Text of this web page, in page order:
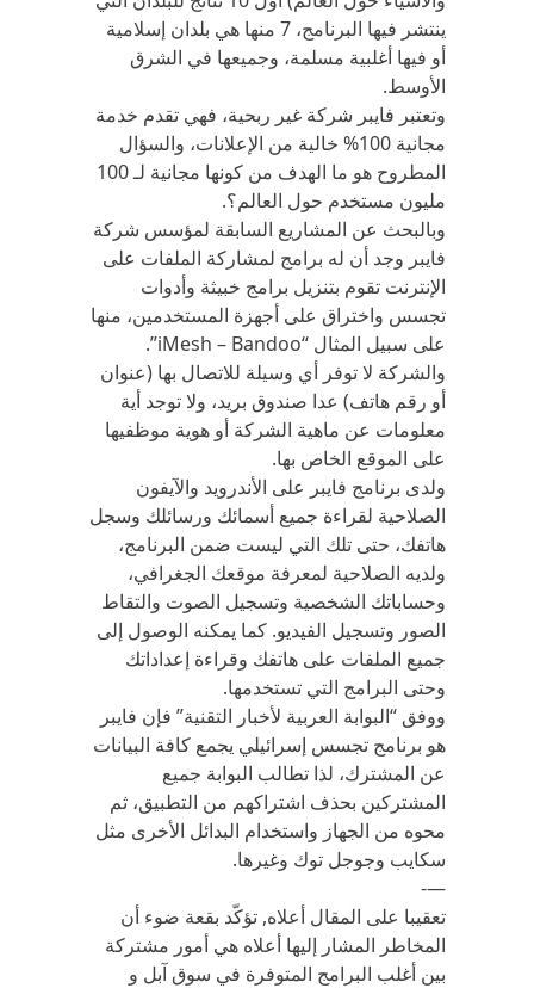
ينتشر فيها البرنامج، 7 منها هي بلدان إسلامية
أو فيها أغلبية مسلمة، وجميعها في الشرق
الأوسط.
وتعتبر فايبر شركة غير ربحية، فهي تقدم خدمة
مجانية 100% خالية من الإعلانات، والسؤال
المطروح هو ما الهدف من كونها مجانية لـ 100
مليون مستخدم حول العالم؟.
وبالبحث عن المشاريع السابقة لمؤسس شركة
فايبر وجد أن له برامج لمشاركة الملفات على
الإنترنت تقوم بتنزيل برامج خبيثة وأدوات
تجسس واختراق على أجهزة المستخدمين، منها
على سبيل المثال “iMesh – Bandoo”.
والشركة لا توفر أي وسيلة للاتصال بها (عنوان
أو رقم هاتف) عدا صندوق بريد، ولا توجد أية
معلومات عن ماهية الشركة أو هوية موظفيها
على الموقع الخاص بها.
ولدى برنامج فايبر على الأندرويد والآيفون
الصلاحية لقراءة جميع أسمائك ورسائلك وسجل
هاتفك، حتى تلك التي ليست ضمن البرنامج،
ولديه الصلاحية لمعرفة موقعك الجغرافي،
وحساباتك الشخصية وتسجيل الصوت والتقاط
الصور وتسجيل الفيديو. كما يمكنه الوصول إلى
جميع الملفات على هاتفك وقراءة إعداداتك
وحتى البرامج التي تستخدمها.
ووفق “البوابة العربية لأخبار التقنية” فإن فايبر
هو برنامج تجسس إسرائيلي يجمع كافة البيانات
عن المشترك، لذا تطالب البوابة جميع
المشتركين بحذف اشتراكهم من التطبيق، ثم
محوه من الجهاز واستخدام البدائل الأخرى مثل
سكايب وجوجل توك وغيرها.
—-
تعقيبا على المقال أعلاه, تؤكّد بقعة ضوء أن
المخاطر المشار إليها أعلاه هي أمور مشتركة
بين أغلب البرامج المتوفرة في سوق آبل و